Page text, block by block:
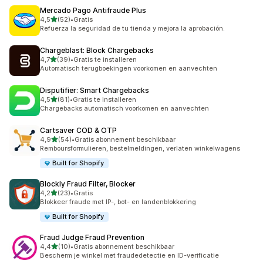
Mercado Pago Antifraude Plus
4,5van 5 sterren
(52)
52 recensies in totaal
•Gratis
Refuerza la seguridad de tu tienda y mejora la aprobación.
Chargeblast: Block Chargebacks
4,7van 5 sterren
(39)
39 recensies in totaal
•Gratis te installeren
Automatisch terugboekingen voorkomen en aanvechten
Disputifier: Smart Chargebacks
4,5van 5 sterren
(81)
81 recensies in totaal
•Gratis te installeren
Chargebacks automatisch voorkomen en aanvechten
Cartsaver COD & OTP
4,9van 5 sterren
(54)
54 recensies in totaal
•Gratis abonnement beschikbaar
Remboursformulieren, bestelmeldingen, verlaten winkelwagens
Built for Shopify
Blockly Fraud Filter, Blocker
4,2van 5 sterren
(23)
23 recensies in totaal
•Gratis
Blokkeer fraude met IP-, bot- en landenblokkering
Built for Shopify
Fraud Judge Fraud Prevention
4,4van 5 sterren
(10)
10 recensies in totaal
•Gratis abonnement beschikbaar
Bescherm je winkel met fraudedetectie en ID-verificatie